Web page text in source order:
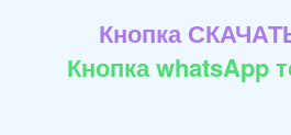
Кнопка
Кнопка whatsApp